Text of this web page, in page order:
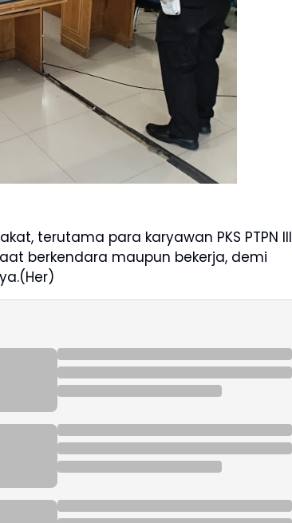
terutama para karyawan PKS PTPN
berkendara maupun bekerja, demi